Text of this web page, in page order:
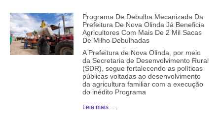
Programa De Debulha Mecanizada Da
Prefeitura De Nova Olinda Já Beneficia
Agricultores Com Mais De 2 Mil Sacas
De Milho Debulhadas
A Prefeitura de Nova Olinda, por meio
da Secretaria de Desenvolvimento Rural
(SDR), segue fortalecendo as políticas
públicas voltadas ao desenvolvimento
da agricultura familiar com a execução
do inédito Programa
Leia mais . . .